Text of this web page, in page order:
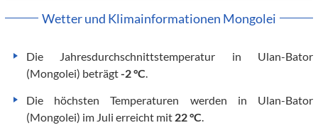
Wetter und Klimainformationen Mongolei
Die Jahresdurchschnittstemperatur in Ulan-Bator
(Mongolei) beträgt-2 °C.
Die höchsten Temperaturen werden in Ulan-Bator
(Mongolei) im Juli erreicht mit 22 °C.